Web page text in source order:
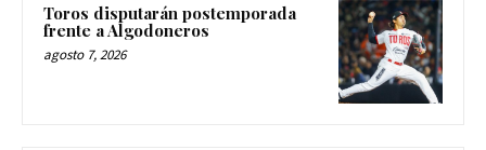
Toros disputarán postemporada
frente a Algodoneros
agosto 7, 2026